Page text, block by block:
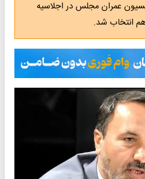
عمران مجلس در اجلاسیه
انتخاب شد.